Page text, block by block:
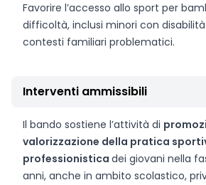
Favorire l’accesso allo sport per
difficoltà, inclusi minori con
contesti familiari problematici.
Interventi ammissibili
Il bando sostiene l’attività di
valorizzazione della pratica
professionistica dei giovani nella
anni, anche in ambito scolastico,